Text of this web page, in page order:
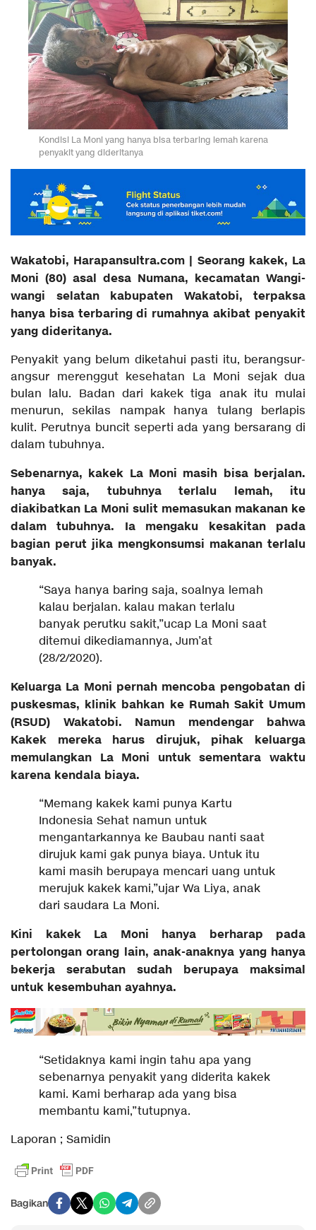
Kondisi La Moni yang hanya bisa terbaring lemah karena
penyakit yang dideritanya
Wakatobi, Harapansultra.com | Seorang kakek, La
Moni (80) asal desa Numana, kecamatan Wangi-
wangi selatan kabupaten Wakatobi, terpaksa
hanya bisa terbaring di rumahnya akibat penyakit
yang dideritanya.
Penyakit yang belum diketahui pasti itu, berangsur-
angsur merenggut kesehatan La Moni sejak dua
bulan lalu. Badan dari kakek tiga anak itu mulai
menurun, sekilas nampak hanya tulang berlapis
kulit. Perutnya buncit seperti ada yang bersarang di
dalam tubuhnya.
Sebenarnya, kakek La Moni masih bisa berjalan.
hanya saja, tubuhnya terlalu lemah, itu
diakibatkan La Moni sulit memasukan makanan ke
dalam tubuhnya. Ia mengaku kesakitan pada
bagian perut jika mengkonsumsi makanan terlalu
banyak.
“Saya hanya baring saja, soalnya lemah
kalau berjalan. kalau makan terlalu
banyak perutku sakit,”ucap La Moni saat
ditemui dikediamannya, Jum’at
(28/2/2020).
Keluarga La Moni pernah mencoba pengobatan di
puskesmas, klinik bahkan ke Rumah Sakit Umum
(RSUD) Wakatobi. Namun mendengar bahwa
Kakek mereka harus dirujuk, pihak keluarga
memulangkan La Moni untuk sementara waktu
karena kendala biaya.
“Memang kakek kami punya Kartu
Indonesia Sehat namun untuk
mengantarkannya ke Baubau nanti saat
dirujuk kami gak punya biaya. Untuk itu
kami masih berupaya mencari uang untuk
merujuk kakek kami,”ujar Wa Liya, anak
dari saudara La Moni.
Kini kakek La Moni hanya berharap pada
pertolongan orang lain, anak-anaknya yang hanya
bekerja serabutan sudah berupaya maksimal
untuk kesembuhan ayahnya.
“Setidaknya kami ingin tahu apa yang
sebenarnya penyakit yang diderita kakek
kami. Kami berharap ada yang bisa
membantu kami,”tutupnya.
Laporan ; Samidin
Bagikan